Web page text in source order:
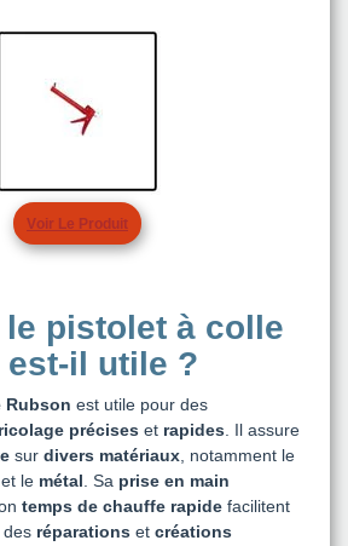
VOir Le Produit
le pistolet à colle
est-il utile ?
Rubson est utile pour des
précises et rapides . Il assure
sur divers matériaux , notamment le
et le métal . Sa prise en main
temps de chauffe rapide facilitent
des réparations et créations